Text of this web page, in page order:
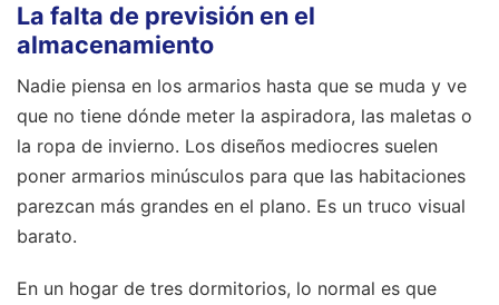
La falta de previsión en el
almacenamiento
Nadie piensa en los armarios hasta que se muda y ve
que no tiene dónde meter la aspiradora, las maletas o
la ropa de invierno. Los diseños mediocres suelen
poner armarios minúsculos para que las habitaciones
parezcan más grandes en el plano. Es un truco visual
barato.
En un hogar de tres dormitorios, lo normal es que